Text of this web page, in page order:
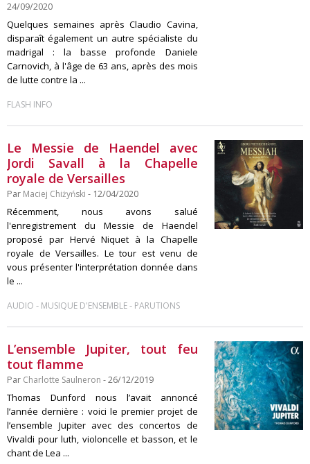
24/09/2020
Quelques semaines après Claudio Cavina,
disparaît également un autre spécialiste du
madrigal : la basse profonde Daniele
Carnovich, à l'âge de 63 ans, après des mois
de lutte contre la ...
FLASH INFO
Le Messie de Haendel avec
Jordi Savall à la Chapelle
royale de Versailles
Par Maciej Chiżyński - 12/04/2020
Récemment, nous avons salué
l'enregistrement du Messie de Haendel
proposé par Hervé Niquet à la Chapelle
royale de Versailles. Le tour est venu de
vous présenter l'interprétation donnée dans
le ...
AUDIO - MUSIQUE D'ENSEMBLE- PARUTIONS
L’ensemble Jupiter, tout feu
tout flamme
Par Charlotte Saulneron - 26/12/2019
Thomas Dunford nous l’avait annoncé
l’année dernière : voici le premier projet de
l’ensemble Jupiter avec des concertos de
Vivaldi pour luth, violoncelle et basson, et le
chant de Lea ...